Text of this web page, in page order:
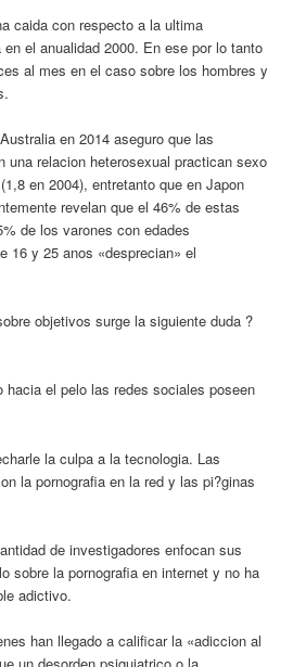
caida con respecto a la ultima
el anualidad 2000. En ese por lo tanto
al mes en el caso sobre los hombres y
en 2014 aseguro que las
una relacion heterosexual practican sexo
en 2004), entretanto que en Japon
revelan que el 46% de estas
de los varones con edades
16 y 25 anos «desprecian» el
objetivos surge la siguiente duda ?
hacia el pelo las redes sociales poseen
la culpa a la tecnologia. Las
la pornografia en la red y las pi?ginas
de investigadores enfocan sus
sobre la pornografia en internet y no ha
adictivo.
han llegado a calificar la «adiccion al